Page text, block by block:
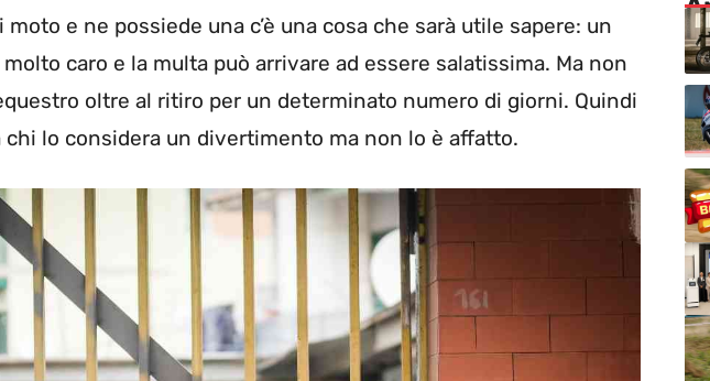
e ne possiede una c’è una cosa che sarà utile sapere: un
caro e la multa può arrivare ad essere salatissima. Ma non
oltre al ritiro per un determinato numero di giorni. Quindi
chi lo considera un divertimento ma non lo è affatto.